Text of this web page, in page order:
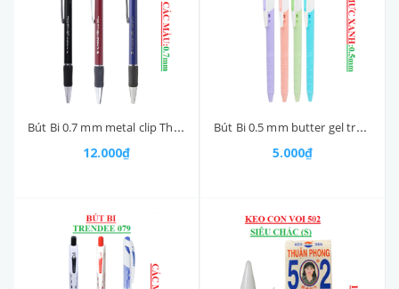
Bút Bi 0.7 mm metal clip Thiên Long TL036
12.000₫
Bút Bi 0.5 mm butter gel trendee Thiên Long Pro079 - GELB018 mực xanh
5.000₫